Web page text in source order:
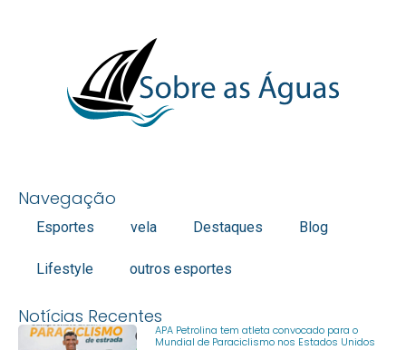
Navegação
Esportes vela Destaques Blog
Lifestyle outros esportes
Notícias Recentes
APA Petrolina tem atleta convocado para o
Mundial de Paraciclismo nos Estados Unidos